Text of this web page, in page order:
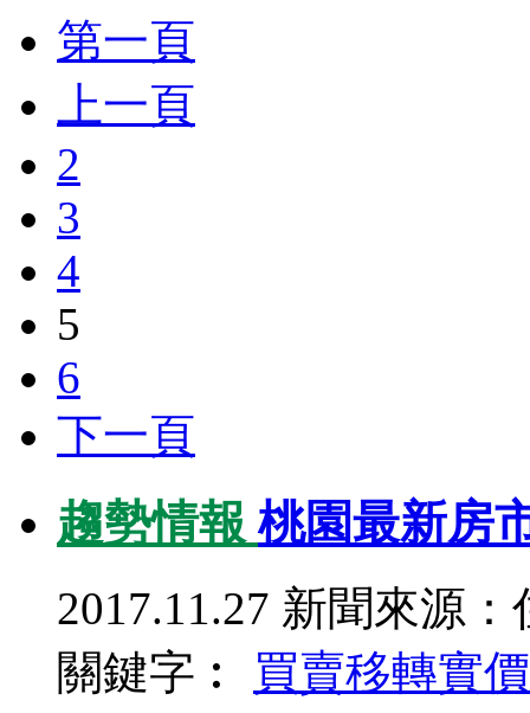
第一頁
上一頁
2
3
4
5
6
下一頁
趨勢情報桃園最新房
2017.11.27 新聞來源：
關鍵字︰ 買賣移轉實